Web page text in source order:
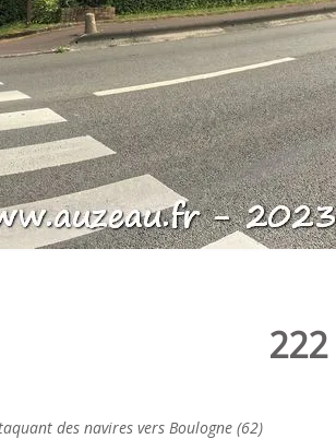
des navires vers Boulogne (62)